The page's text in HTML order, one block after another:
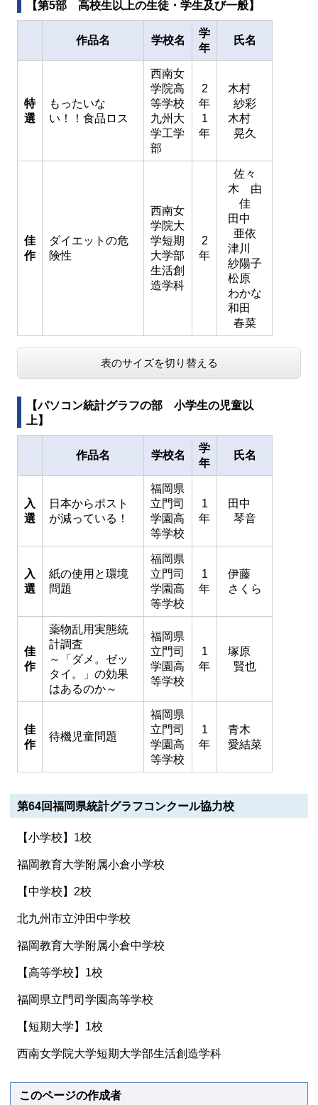
【第5部 高校生以上の生徒・学生及び一般】
作品名 学校名
学
年
氏名
特
選
もったいな
い！！食品ロス
西南女
学院高
等学校
九州大
学工学
部
2
年
1
年
木村
紗彩
木村
晃久
佳
作
ダイエットの危
険性
西南女
学院大
学短期
大学部
生活創
造学科
2
年
佐々
木 由
佳
田中
亜依
津川
紗陽子
松原
わかな
和田
春菜
表のサイズを切り替える
【パソコン統計グラフの部 小学生の児童以
上】
作品名 学校名
学
年
氏名
入
選
日本からポスト
が減っている！
福岡県
立門司
学園高
等学校
1
年
田中
琴音
入
選
紙の使用と環境
問題
福岡県
立門司
学園高
等学校
1
年
伊藤
さくら
佳
作
薬物乱用実態統
計調査
～「ダメ。ゼッ
タイ。」の効果
はあるのか～
福岡県
立門司
学園高
等学校
1
年
塚原
賢也
佳
作
待機児童問題
福岡県
立門司
学園高
等学校
1
年
青木
愛結菜
第64回福岡県統計グラフコンクール協力校
【小学校】1校
福岡教育大学附属小倉小学校
【中学校】2校
北九州市立沖田中学校
福岡教育大学附属小倉中学校
【高等学校】1校
福岡県立門司学園高等学校
【短期大学】1校
西南女学院大学短期大学部生活創造学科
このページの作成者